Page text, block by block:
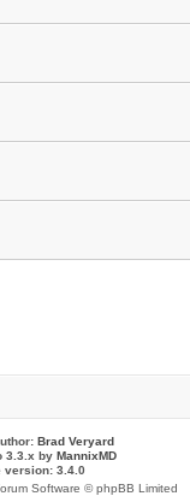
Brad Veryard
3.3.x by MannixMD
version: 3.4.0
Software © phpBB Limited